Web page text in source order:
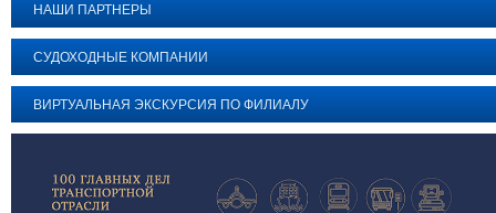
НАШИ ПАРТНЕРЫ
СУДОХОДНЫЕ КОМПАНИИ
ВИРТУАЛЬНАЯ ЭКСКУРСИЯ ПО ФИЛИАЛУ